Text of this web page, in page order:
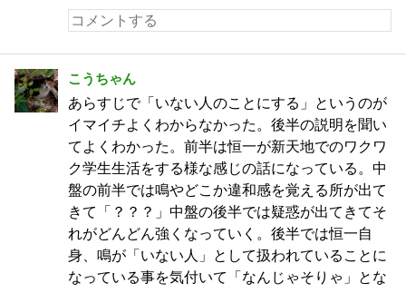
こうちゃん
あらすじで「いない人のことにする」というのが
イマイチよくわからなかった。後半の説明を聞い
てよくわかった。前半は恒一が新天地でのワクワ
ク学生生活をする様な感じの話になっている。中
盤の前半では鳴やどこか違和感を覚える所が出て
きて「？？？」中盤の後半では疑惑が出てきてそ
れがどんどん強くなっていく。後半では恒一自
身、鳴が「いない人」として扱われていることに
なっている事を気付いて「なんじゃそりゃ」とな